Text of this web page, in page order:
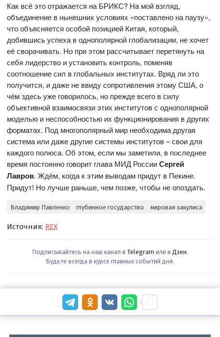
Как всё это отражается на БРИКС? На мой взгляд,
объединение в нынешних условиях «поставлено на паузу»,
что объясняется особой позицией Китая, который,
добившись успеха в однополярной глобализации, не хочет
её сворачивать. Но при этом рассчитывает перетянуть на
себя лидерство и установить контроль, поменяв
соотношение сил в глобальных институтах. Вряд ли это
получится, и даже не ввиду сопротивления этому США, о
чём здесь уже говорилось, но прежде всего в силу
объективной взаимосвязи этих институтов с однополярной
моделью и неспособностью их функционирования в других
форматах. Под многополярный мир необходима другая
система или даже другие системы институтов – свои для
каждого полюса. Об этом, если мы заметили, в последнее
время постоянно говорит глава МИД РоссииСергей
Лавров. Ждём, когда к этим выводам придут в Пекине.
Придут! Но лучше раньше, чем позже, чтобы не опоздать.
Владимир Павленко глубинное государство мировая закулиса
Источник: REX
Подписывайтесь на наш канал в Telegram или в Дзен.
Будьте всегда в курсе главных событий дня.